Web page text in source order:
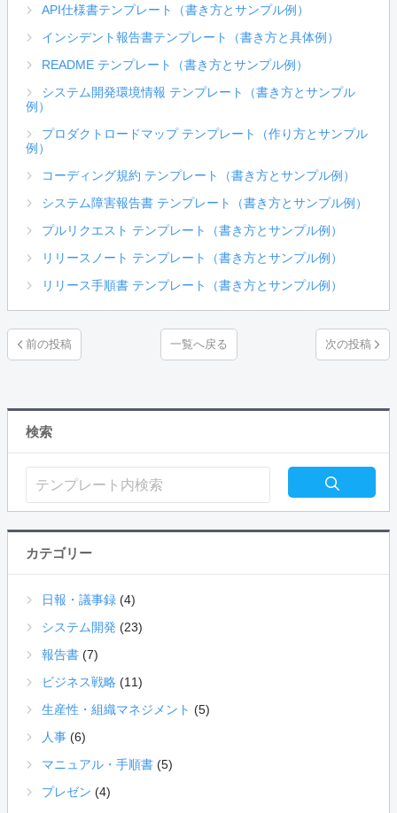
API仕様書テンプレート（書き方とサンプル例）
インシデント報告書テンプレート（書き方と具体例）
README テンプレート（書き方とサンプル例）
システム開発環境情報 テンプレート（書き方とサンプル
例）
プロダクトロードマップ テンプレート（作り方とサンプル
例）
コーディング規約 テンプレート（書き方とサンプル例）
システム障害報告書 テンプレート（書き方とサンプル例）
プルリクエスト テンプレート（書き方とサンプル例）
リリースノート テンプレート（書き方とサンプル例）
リリース手順書 テンプレート（書き方とサンプル例）
一覧へ戻る
検索
カテゴリー
日報・議事録 (4)
システム開発 (23)
報告書 (7)
ビジネス戦略 (11)
生産性・組織マネジメント (5)
人事 (6)
マニュアル・手順書 (5)
プレゼン (4)